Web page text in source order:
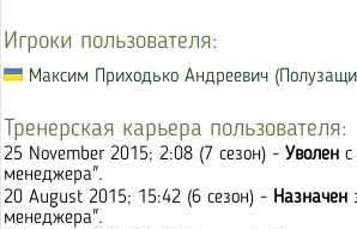
Игроки пользователя:
Максим Приходько Андреевич
Тренерская карьера пользователя:
25 November 2015; 2:08 (7 сезон) - Уволен
менеджера".
20 August 2015; 15:42 (6 сезон) - Назначен
менеджера".